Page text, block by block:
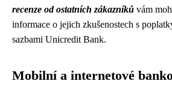
recenze od ostatních zákazníků vám
informace o jejich zkušenostech s
sazbami Unicredit Bank.
Mobilní a internetové